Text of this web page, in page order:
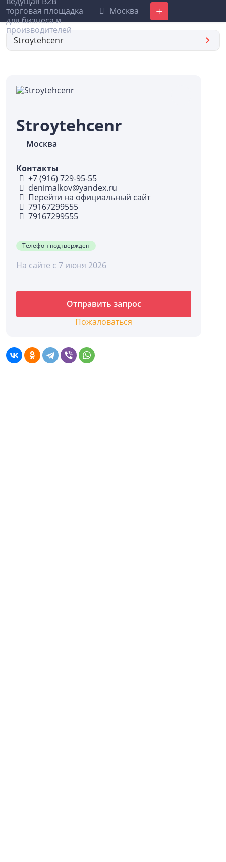
Москва Добавить
Stroytehcenr
Stroytehcenr
Москва
Контакты
+7 (916) 729-95-55
denimalkov@yandex.ru
Перейти на официальный сайт
79167299555
79167299555
Телефон подтвержден
На сайте с 7 июня 2026
Отправить запрос
Пожаловаться